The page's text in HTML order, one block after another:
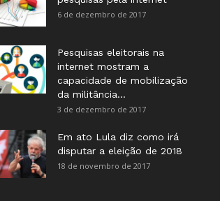
6 de dezembro de 2017
Pesquisas eleitorais na
internet mostram a
capacidade de mobilização
da militância...
3 de dezembro de 2017
Em ato Lula diz como irá
disputar a eleição de 2018
18 de novembro de 2017